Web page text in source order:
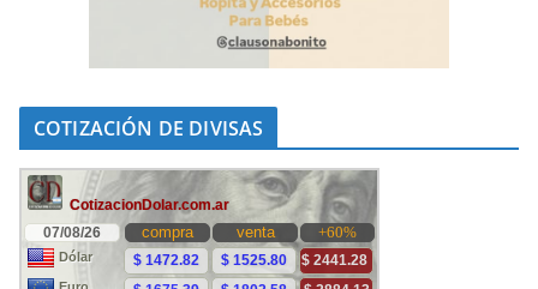
COTIZACIÓN DE DIVISAS